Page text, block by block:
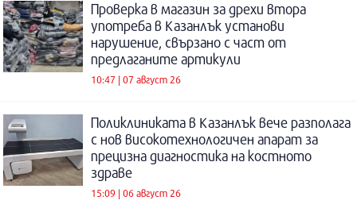
Проверка в магазин за дрехи втора
употреба в Казанлък установи
нарушение, свързано с част от
предлаганите артикули
10:47 | 07 август 26
Поликлиниката в Казанлък вече разполага
с нов високотехнологичен апарат за
прецизна диагностика на костното
здраве
15:09 | 06 август 26